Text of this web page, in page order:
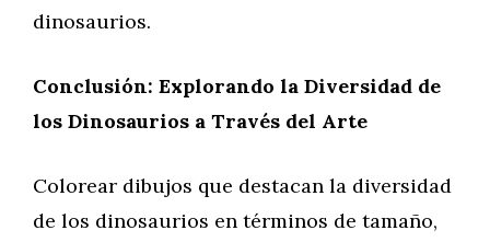
dinosaurios.
Conclusión: Explorando la Diversidad de
los Dinosaurios a Través del Arte
Colorear dibujos que destacan la diversidad
de los dinosaurios en términos de tamaño,